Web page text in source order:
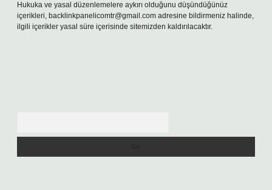
Hukuka ve yasal düzenlemelere aykırı olduğunu düşündüğünüz
içerikleri, backlinkpanelicomtr@gmail.com adresine bildirmeniz halinde,
ilgili içerikler yasal süre içerisinde sitemizden kaldırılacaktır.